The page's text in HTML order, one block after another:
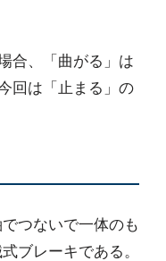
合、「曲がる」は
回は「止まる」の
つないで一体のも
ブレーキである。